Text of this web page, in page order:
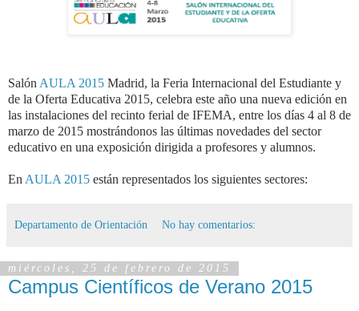
Salón AULA 2015 Madrid, la Feria Internacional del Estudiante y
de la Oferta Educativa 2015, celebra este año una nueva edición en
las instalaciones del recinto ferial de IFEMA, entre los días 4 al 8 de
marzo de 2015 mostrándonos las últimas novedades del sector
educativo en una exposición dirigida a profesores y alumnos.
En AULA 2015 están representados los siguientes sectores:
Departamento de Orientación No hay comentarios:
miércoles, 25 de febrero de 2015
Campus Científicos de Verano 2015